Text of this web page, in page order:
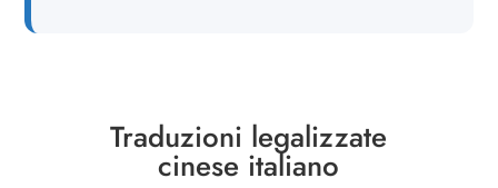
Traduzioni legalizzate
cinese italiano